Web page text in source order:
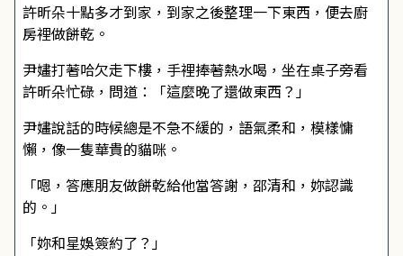
許昕朵十點多才到家，到家之後整理一下東西，便去廚
房裡做餅乾。
尹嫿打著哈欠走下樓，手裡捧著熱水喝，坐在桌子旁看
許昕朵忙碌，問道：「這麼晚了還做東西？」
尹嫿說話的時候總是不急不緩的，語氣柔和，模樣慵
懶，像一隻華貴的貓咪。
「嗯，答應朋友做餅乾給他當答謝，邵清和，妳認識
的。」
「妳和星娛簽約了？」